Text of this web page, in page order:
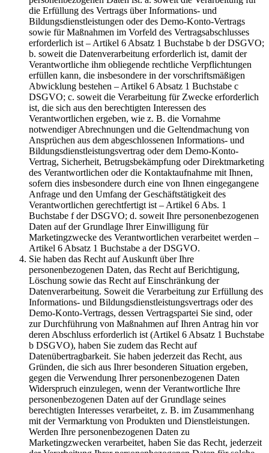
die Erfüllung des Vertrags über Informations- und
Bildungsdienstleistungen oder des Demo-Konto-Vertrags
sowie für Maßnahmen im Vorfeld des Vertragsabschlusses
erforderlich ist – Artikel 6 Absatz 1 Buchstabe b der DSGVO;
b. soweit die Datenverarbeitung erforderlich ist, damit der
Verantwortliche ihm obliegende rechtliche Verpflichtungen
erfüllen kann, die insbesondere in der vorschriftsmäßigen
Abwicklung bestehen – Artikel 6 Absatz 1 Buchstabe c
DSGVO; c. soweit die Verarbeitung für Zwecke erforderlich
ist, die sich aus den berechtigten Interessen des
Verantwortlichen ergeben, wie z. B. die Vornahme
notwendiger Abrechnungen und die Geltendmachung von
Ansprüchen aus dem abgeschlossenen Informations- und
Bildungsdienstleistungsvertrag oder dem Demo-Konto-
Vertrag, Sicherheit, Betrugsbekämpfung oder Direktmarketing
des Verantwortlichen oder die Kontaktaufnahme mit Ihnen,
sofern dies insbesondere durch eine von Ihnen eingegangene
Anfrage und den Umfang der Geschäftstätigkeit des
Verantwortlichen gerechtfertigt ist – Artikel 6 Abs. 1
Buchstabe f der DSGVO; d. soweit Ihre personenbezogenen
Daten auf der Grundlage Ihrer Einwilligung für
Marketingzwecke des Verantwortlichen verarbeitet werden –
Artikel 6 Absatz 1 Buchstabe a der DSGVO.
Sie haben das Recht auf Auskunft über Ihre
personenbezogenen Daten, das Recht auf Berichtigung,
Löschung sowie das Recht auf Einschränkung der
Datenverarbeitung. Soweit die Verarbeitung zur Erfüllung des
Informations- und Bildungsdienstleistungsvertrags oder des
Demo-Konto-Vertrags, dessen Vertragspartei Sie sind, oder
zur Durchführung von Maßnahmen auf Ihren Antrag hin vor
deren Abschluss erforderlich ist (Artikel 6 Absatz 1 Buchstabe
b DSGVO), haben Sie zudem das Recht auf
Datenübertragbarkeit. Sie haben jederzeit das Recht, aus
Gründen, die sich aus Ihrer besonderen Situation ergeben,
gegen die Verwendung Ihrer personenbezogenen Daten
Widerspruch einzulegen, wenn der Verantwortliche Ihre
personenbezogenen Daten auf der Grundlage seines
berechtigten Interesses verarbeitet, z. B. im Zusammenhang
mit der Vermarktung von Produkten und Dienstleistungen.
Werden Ihre personenbezogenen Daten zu
Marketingzwecken verarbeitet, haben Sie das Recht, jederzeit